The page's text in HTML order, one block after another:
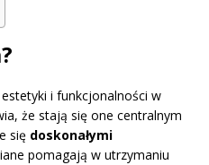
i funkcjonalności w
że stają się one centralnym
się doskonałymi
pomagają w utrzymaniu